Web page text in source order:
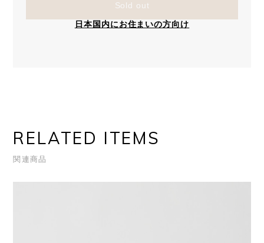
Sold out
日本国内にお住まいの方向け
RELATED ITEMS
関連商品